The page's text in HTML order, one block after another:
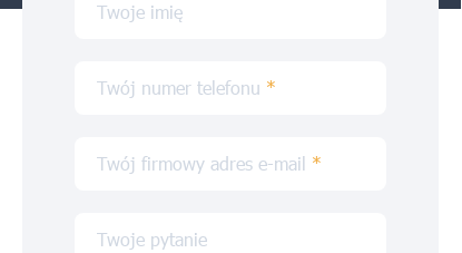
Twoje imię
Twój numer telefonu *
Twój firmowy adres e-mail *
Twoje pytanie